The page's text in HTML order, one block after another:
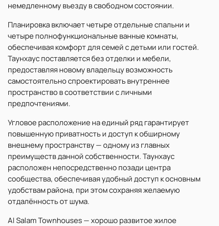
немедленному въезду в свободном состоянии.
Планировка включает четыре отдельные спальни и
четыре полнофункциональные ванные комнаты,
обеспечивая комфорт для семей с детьми или гостей.
Таунхаус поставляется без отделки и мебели,
предоставляя новому владельцу возможность
самостоятельно спроектировать внутреннее
пространство в соответствии с личными
предпочтениями.
Угловое расположение на единый ряд гарантирует
повышенную приватность и доступ к обширному
внешнему пространству — одному из главных
преимуществ данной собственности. Таунхаус
расположен непосредственно позади центра
сообщества, обеспечивая удобный доступ к основным
удобствам района, при этом сохраняя желаемую
отдалённость от шума.
Al Salam Townhouses — хорошо развитое жилое